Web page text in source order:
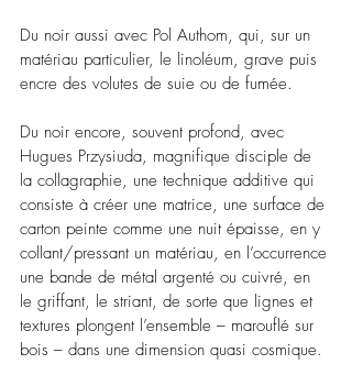
Du noir aussi avec Pol Authom, qui, sur un
matériau particulier, le linoléum, grave puis
encre des volutes de suie ou de fumée.
Du noir encore, souvent profond, avec
Hugues Przysiuda, magnifique disciple de
la collagraphie, une technique additive qui
consiste à créer une matrice, une surface de
carton peinte comme une nuit épaisse, en y
collant/pressant un matériau, en l’occurrence
une bande de métal argenté ou cuivré, en
le griffant, le striant, de sorte que lignes et
textures plongent l’ensemble – marouflé sur
bois – dans une dimension quasi cosmique.